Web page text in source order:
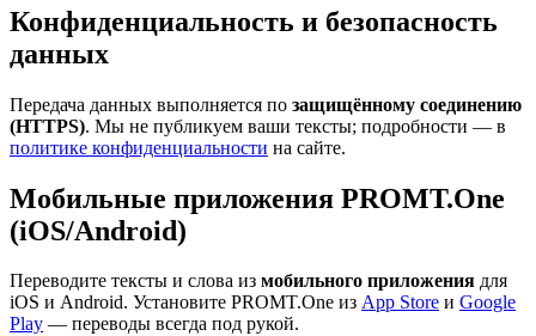
Конфиденциальность и безопасность
данных
Передача данных выполняется по защищённому соединению
(HTTPS). Мы не публикуем ваши тексты; подробности — в
политике конфиденциальности на сайте.
Мобильные приложения PROMT.One
(iOS/Android)
Переводите тексты и слова из мобильного приложения для
iOS и Android. Установите PROMT.One из App Store и Google
Play — переводы всегда под рукой.